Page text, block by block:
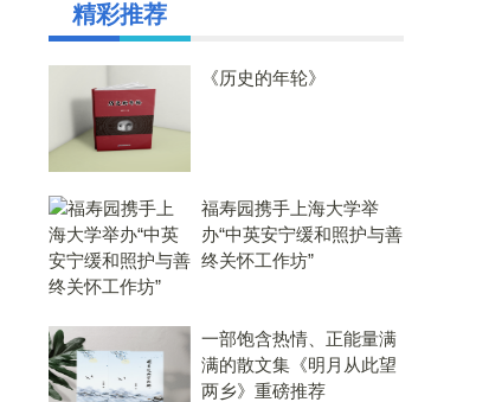
精彩推荐
《历史的年轮》
福寿园携手上海大学举
办“中英安宁缓和照护与善
终关怀工作坊”
一部饱含热情、正能量满
满的散文集《明月从此望
两乡》重磅推荐